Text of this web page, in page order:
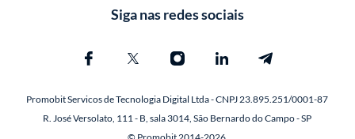
Siga nas redes sociais
Promobit Servicos de Tecnologia Digital Ltda - CNPJ 23.895.251/0001-87
R. José Versolato, 111 - B, sala 3014, São Bernardo do Campo - SP